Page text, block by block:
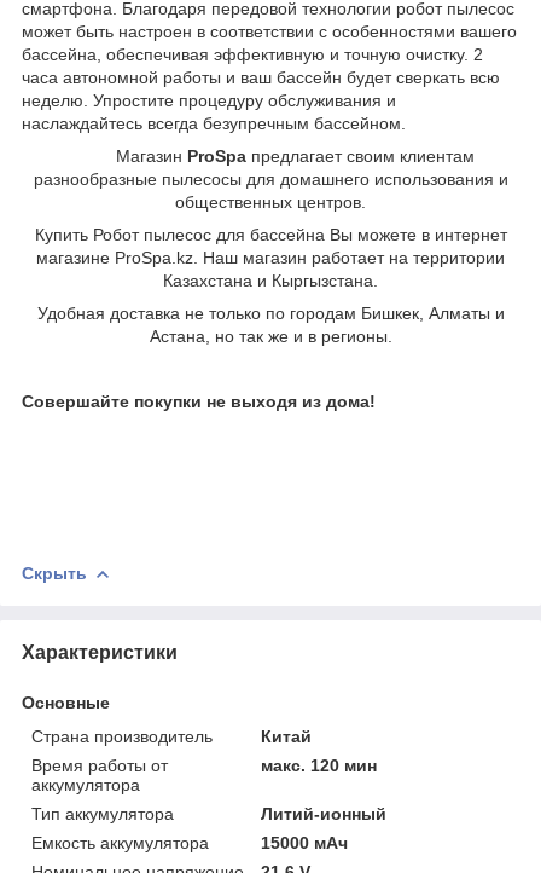
смартфона. Благодаря передовой технологии робот пылесос
может быть настроен в соответствии с особенностями вашего
бассейна, обеспечивая эффективную и точную очистку. 2
часа автономной работы и ваш бассейн будет сверкать всю
неделю. Упростите процедуру обслуживания и
наслаждайтесь всегда безупречным бассейном.
Магазин ProSpa предлагает своим клиентам
разнообразные пылесосы для домашнего использования и
общественных центров.
Купить Робот пылесос для бассейна Вы можете в интернет
магазине ProSpa.kz. Наш магазин работает на территории
Казахстана и Кыргызстана.
Удобная доставка не только по городам Бишкек, Алматы и
Астана, но так же и в регионы.
Совершайте покупки не выходя из дома!
Скрыть
Характеристики
Основные
Страна производитель
Китай
Время работы от
аккумулятора
макс. 120 мин
Тип аккумулятора
Литий-ионный
Емкость аккумулятора
15000 мАч